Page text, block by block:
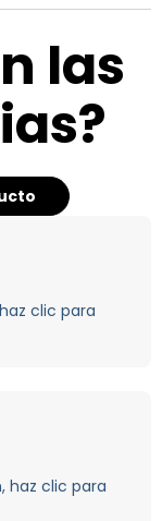
las
clic para
haz clic para